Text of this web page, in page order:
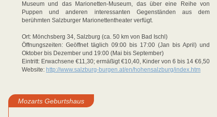
Museum und das Marionetten-Museum, das über eine Reihe von
Puppen und anderen interessanten Gegenständen aus dem
berühmten Salzburger Marionettentheater verfügt.
Ort: Mönchsberg 34, Salzburg (ca. 50 km von Bad Ischl)
Öffnungszeiten: Geöffnet täglich 09:00 bis 17:00 (Jan bis April) und
Oktober bis Dezember und 19:00 (Mai bis September)
Eintritt: Erwachsene €11,30; ermäßigt €10,40, Kinder von 6 bis 14 €6,50
Website: http://www.salzburg-burgen.at/en/hohensalzburg/index.htm
Mozarts Geburtshaus